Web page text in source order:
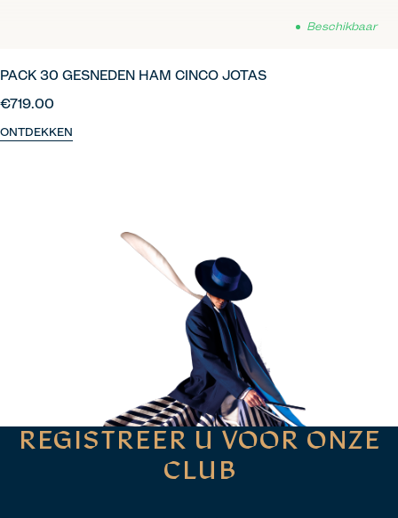
Beschikbaar
PACK 30 GESNEDEN HAM CINCO JOTAS
€719.00
ONTDEKKEN
REGISTREER U VOOR ONZE
CLUB